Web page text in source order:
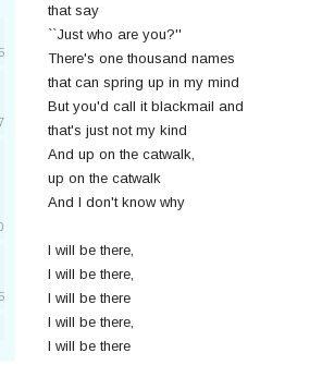
that say
``Just who are you?''
There's one thousand names
that can spring up in my mind
But you'd call it blackmail and
that's just not my kind
And up on the catwalk,
up on the catwalk
And I don't know why
I will be there,
I will be there,
I will be there
I will be there,
I will be there